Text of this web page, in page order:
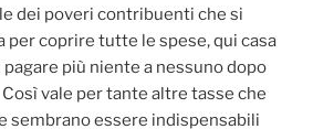
dei poveri contribuenti che si
per coprire tutte le spese, qui casa
più niente a nessuno dopo
vale per tante altre tasse che
sembrano essere indispensabili